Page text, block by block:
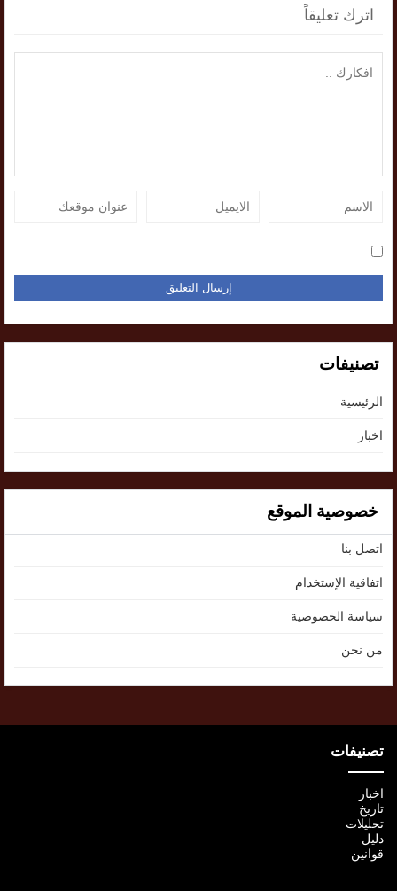
اترك تعليقاً
تصنيفات
الرئيسية
اخبار
خصوصية الموقع
اتصل بنا
اتفاقية الإستخدام
سياسة الخصوصية
من نحن
تصنيفات
اخبار
تاريخ
تحليلات
دليل
قوانين